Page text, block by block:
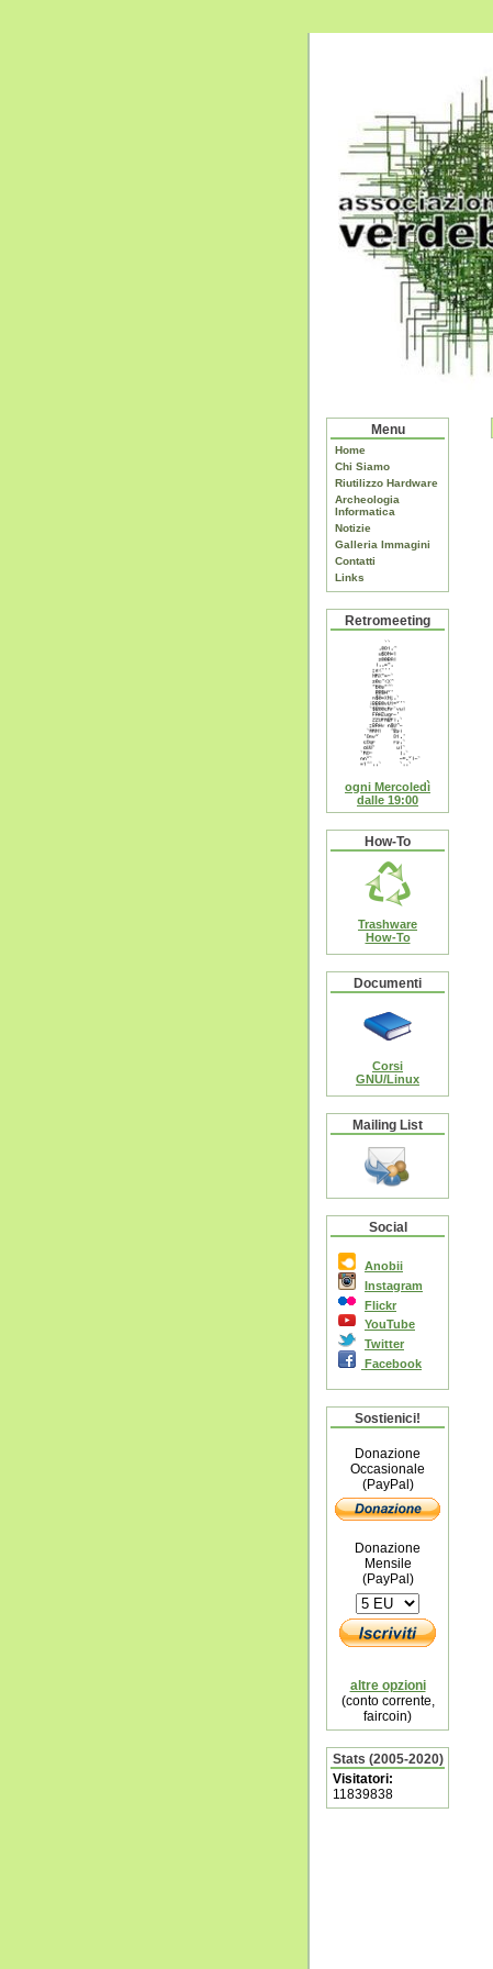
Menu
Home
Chi Siamo
Riutilizzo Hardware
Archeologia
Informatica
Notizie
Galleria Immagini
Contatti
Links
Retromeeting
ogni Mercoledì
dalle 19:00
How-To
Trashware
How-To
Documenti
Corsi
GNU/Linux
Mailing List
Social
Anobii
Instagram
Flickr
YouTube
Twitter
Facebook
Sostienici!
Donazione
Occasionale
(PayPal)
Donazione
Mensile
(PayPal)
altre opzioni
(conto corrente,
faircoin)
Stats (2005-2020)
Visitatori:
11839838